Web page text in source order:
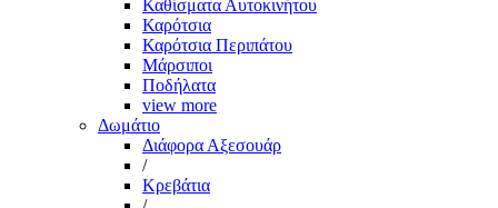
Καθίσματα Αυτοκινήτου
Καρότσια
Καρότσια Περιπάτου
Μάρσιποι
Ποδήλατα
view more
Δωμάτιο
Διάφορα Αξεσουάρ
/
Κρεβάτια